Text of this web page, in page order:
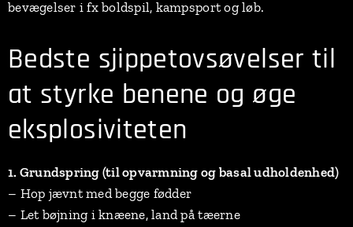
bevægelser i fx boldspil, kampsport og løb.
Bedste sjippetovsøvelser til
at styrke benene og øge
eksplosiviteten
1. Grundspring (til opvarmning og basal udholdenhed)
– Hop jævnt med begge fødder
– Let bøjning i knæene, land på tæerne